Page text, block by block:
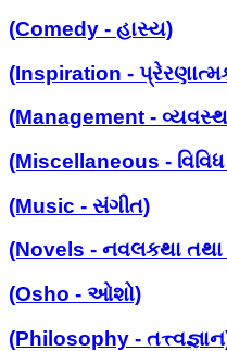
(Comedy - હાસ્ય)
(Inspiration -
(Management -
(Miscellaneous -
(Music - સંગીત)
(Novels - નવલકથા
(Osho - ઓશો)
(Philosophy -